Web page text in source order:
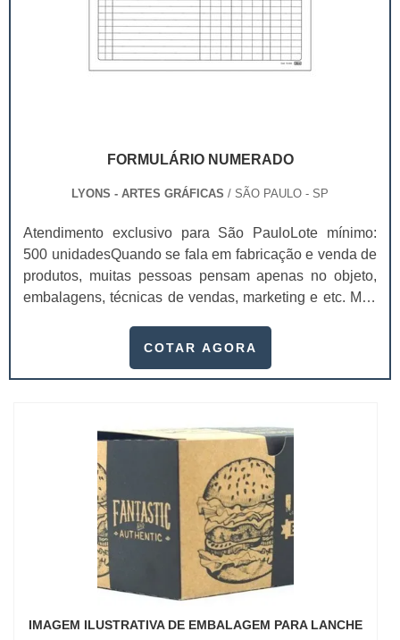
FORMULÁRIO NUMERADO
LYONS - ARTES GRÁFICAS / SÃO PAULO - SP
Atendimento exclusivo para São PauloLote mínimo:
500 unidadesQuando se fala em fabricação e venda de
produtos, muitas pessoas pensam apenas no objeto,
embalagens, técnicas de vendas, marketing e etc. Mas
e logística adequada, esses esforços podem não valer
um papel de destaque muito abrangente, pois este item,
COTAR AGORA
IMAGEM ILUSTRATIVA DE EMBALAGEM PARA LANCHE